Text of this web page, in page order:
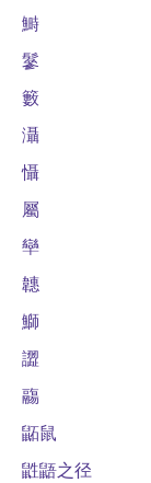
鰣
鬖
籔
灄
懾
屬
卛
韢
鰤
譅
鬺
鼫鼠
鼪鼯之径